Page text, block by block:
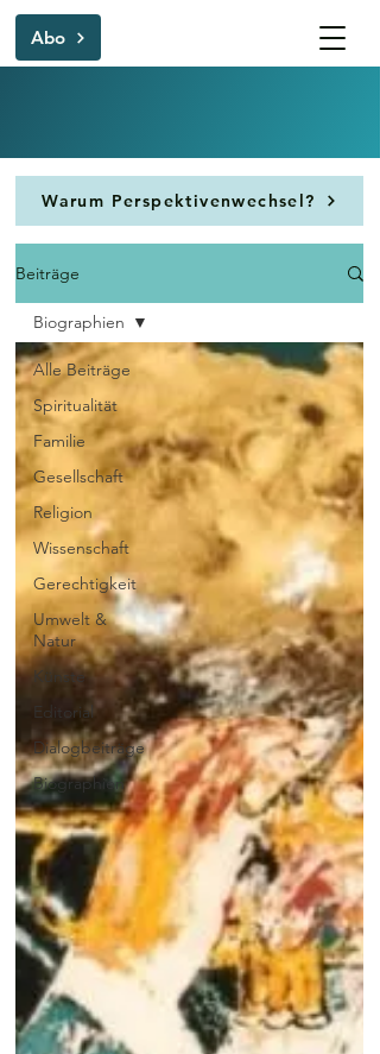
Abo
Warum Perspektivenwechsel?
Beiträge
Alle Beiträge
Spiritualität
Familie
Gesellschaft
Religion
Wissenschaft
Gerechtigkeit
Umwelt &
Natur
Künste
Editorial
Dialogbeiträge
Biographien
Biographien